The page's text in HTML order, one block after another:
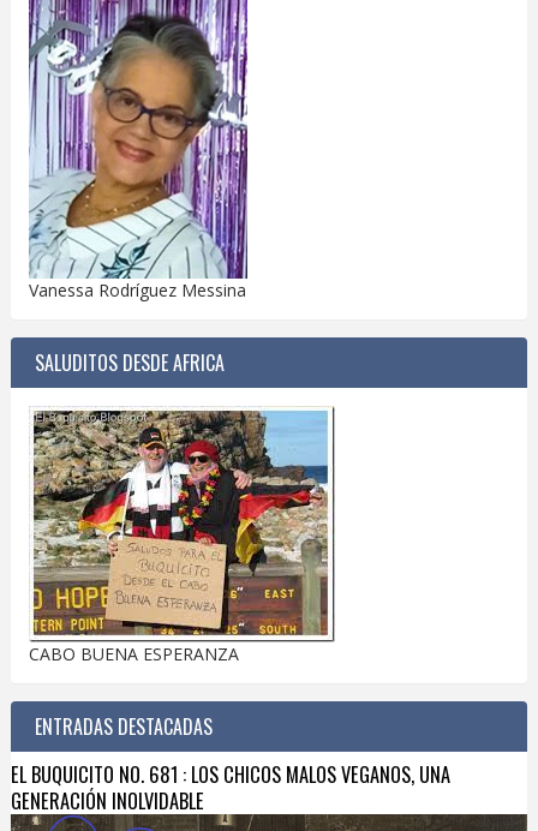
Vanessa Rodríguez Messina
SALUDITOS DESDE AFRICA
CABO BUENA ESPERANZA
ENTRADAS DESTACADAS
EL BUQUICITO NO. 681 : LOS CHICOS MALOS VEGANOS, UNA
GENERACIÓN INOLVIDABLE